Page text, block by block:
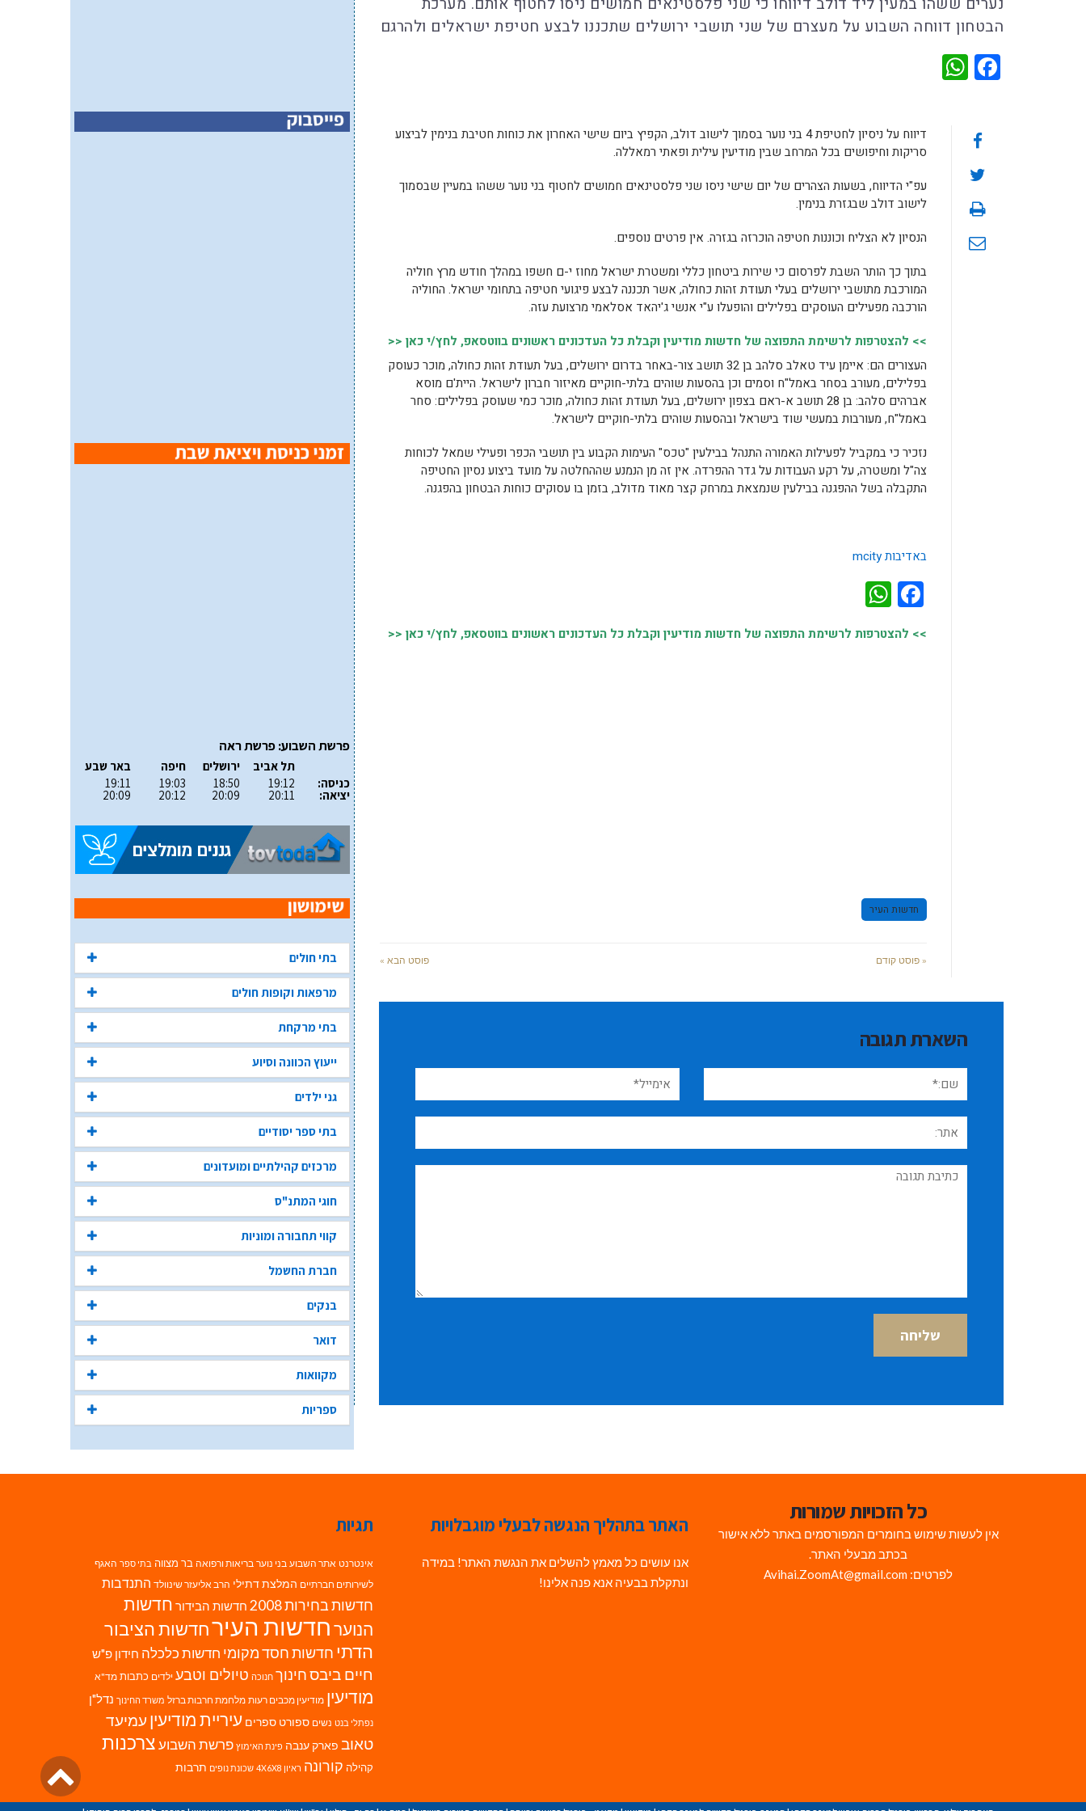
הבטחון דווחה השבוע על מעצרם של שני תושבי ירושלים שתכננו לבצע חטיפת ישראלים ולהרגם
Facebook
דיווח על ניסיון לחטיפת 4 בני נוער בסמוך לישוב דולב, הקפיץ ביום שישי האחרון את כוחות חטיבת בנימין לביצוע
סריקות וחיפושים בכל המרחב שבין מודיעין עילית ופאתי רמאללה.
עפ"י הדיווח, בשעות הצהרים של יום שישי ניסו שני פלסטינאים חמושים לחטוף בני נוער ששהו במעיין שבסמוך
לישוב דולב שבגזרת בנימין.
הנסיון לא הצליח וכוננות חטיפה הוכרזה בגזרה. אין פרטים נוספים.
בתוך כך הותר השבת לפרסום כי שירות ביטחון כללי ומשטרת ישראל מחוז י-ם חשפו במהלך חודש מרץ חוליה
המורכבת מתושבי ירושלים בעלי תעודת זהות כחולה, אשר תכננה לבצע פיגועי חטיפה בתחומי ישראל. החוליה
הורכבה מפעילים העוסקים בפלילים והופעלו ע"י אנשי ג'יהאד אסלאמי מרצועת עזה.
>> להצטרפות לרשימת התפוצה של חדשות מודיעין וקבלת כל העדכונים ראשונים בווטסאפ, לחץ/י כאן <<
העצורים הם: איימן עיד טאלב סלהב בן 32 תושב צור-באחר בדרום ירושלים, בעל תעודת זהות כחולה, מוכר כעוסק
בפלילים, מעורב בסחר באמל"ח וסמים וכן בהסעות שוהים בלתי-חוקיים מאיזור חברון לישראל. היית'ם מוסא
אברהים סלהב: בן 28 תושב א-ראם בצפון ירושלים, בעל תעודת זהות כחולה, מוכר כמי שעוסק בפלילים: סחר
באמל"ח, מעורבות במעשי שוד בישראל ובהסעות שוהים בלתי-חוקיים לישראל.
נזכיר כי במקביל לפעילות האמורה התנהל בבילעין "טכס" העימות הקבוע בין תושבי הכפר ופעילי שמאל לכוחות
צה"ל ומשטרה, על רקע העבודות על גדר ההפרדה. אין זה מן הנמנע שההחלטה על מועד ביצוע נסיון החטיפה
התקבלה בשל ההפגנה בבילעין שנמצאת במרחק קצר מאוד מדולב, בזמן בו עסוקים כוחות הבטחון בהפגנה.
באדיבות mcity
Facebook
>> להצטרפות לרשימת התפוצה של חדשות מודיעין וקבלת כל העדכונים ראשונים בווטסאפ, לחץ/י כאן <<
חדשות העיר
« פוסט קודם פוסט הבא »
השארת תגובה
שם:* אימייל*
אתר:
תגובה
פרשת השבוע: פרשת ראה
כניסה:
יציאה:
תל אביב
19:12
20:11
ירושלים
18:50
20:09
חיפה
19:03
20:12
באר שבע
19:11
20:09
בתי חולים
מרפאות וקופות חולים
בתי מרקחת
ייעוץ הכוונה וסיוע
גני ילדים
בתי ספר יסודיים
מרכזים קהילתיים ומועדונים
חוגי המתנ"ס
קווי תחבורה ומוניות
חברת החשמל
בנקים
דואר
מקוואות
ספריות
כל הזכויות שמורות
אין לעשות שימוש בחומרים המפורסמים באתר ללא אישור
בכתב מבעלי האתר.
לפרטים: Avihai.ZoomAt@gmail.com
האתר בתהליך הנגשה לבעלי מוגבלויות
אנו עושים כל מאמץ להשלים את הנגשת האתר! במידה
ונתקלת בבעיה אנא פנה אלינו!
תגיות
אינטרנט אתר השבוע בני נוער בריאות ורפואה בר מצווה בתי ספר האגף
לשירותים חברתיים המלצת דתילי הרב אליעזר שינוולד התנדבות
חדשות בחירות 2008 חדשות הבידור חדשות
הנוערחדשות העירחדשות הציבור
הדתי חדשות חסד מקומי חדשות כלכלה חידון פ"ש
חיים ביבסחינוך חנוכה טיולים וטבע ילדים כתבות מד"א
מודיעין מודיעין מכבים רעות מלחמת חרבות ברזל משרד החינוך נדל"ן
נפתלי בנט נשים ספורט ספרים עיריית מודיעין עמיעד
טאוב פארק ענבה פינת האימוץ פרשת השבועצרכנות
קהילה קורונה ראיון 4X6X8 שכונת נופים תרבות